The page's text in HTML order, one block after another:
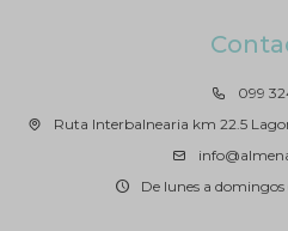
099
Ruta Interbalnearia km 22.5
De lunes a